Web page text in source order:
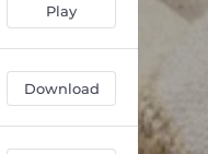
Play
Download